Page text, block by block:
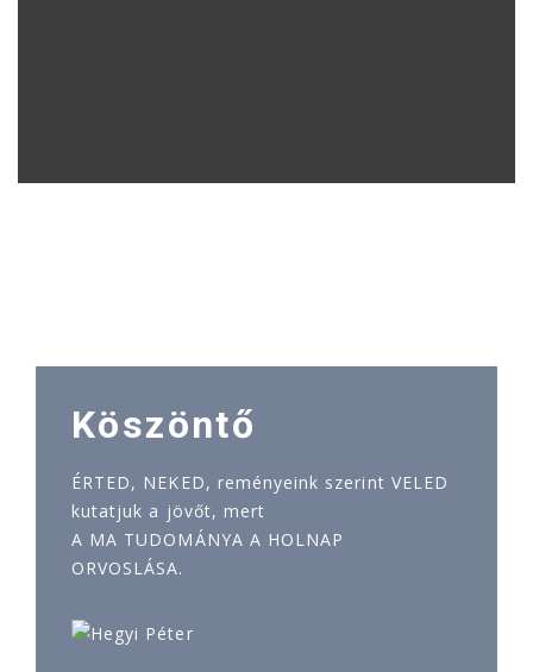
Köszöntő
ÉRTED, NEKED, reményeink szerint VELED
kutatjuk a jövőt, mert
A MA TUDOMÁNYA A HOLNAP
ORVOSLÁSA.